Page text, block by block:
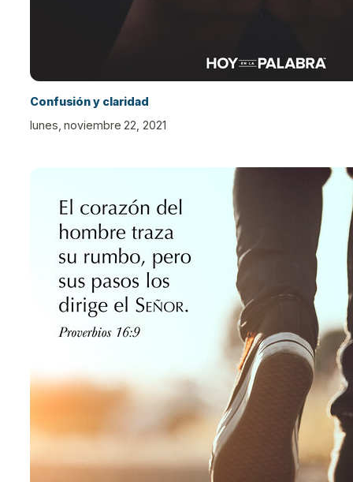
Confusión y claridad
lunes, noviembre 22, 2021